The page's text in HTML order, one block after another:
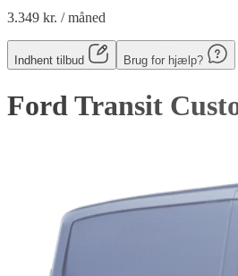
3.349 kr. / måned
Indhent tilbud Brug for hjælp?
Ford Transit